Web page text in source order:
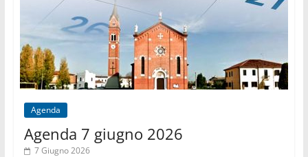
Agenda
Agenda 7 giugno 2026
7 Giugno 2026